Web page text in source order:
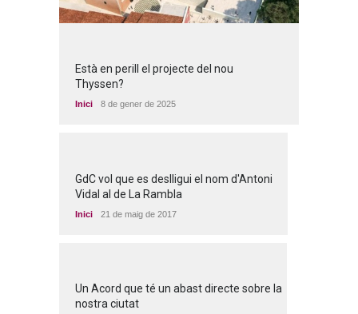
Està en perill el projecte del nou
Thyssen?
Inici 8 de gener de 2025
GdC vol que es deslligui el nom d'Antoni
Vidal al de La Rambla
Inici 21 de maig de 2017
Un Acord que té un abast directe sobre la
nostra ciutat